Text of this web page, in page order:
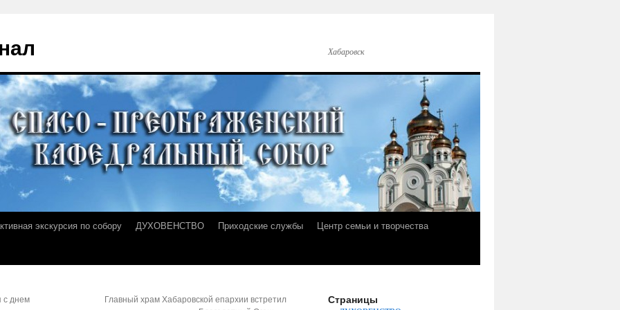
Хабаровск
экскурсия по собору ДУХОВЕНСТВО Приходские службы
Центр семьи и творчества
с днем
Главный храм Хабаровской епархии встретил
Страницы